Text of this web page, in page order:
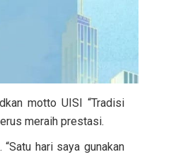
motto UISI “Tradisi
meraih prestasi.
hari saya gunakan